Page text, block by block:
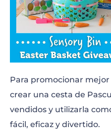
Para promocionar
crear una cesta de
vendidos y utilizarla
fácil, eficaz y divertido.